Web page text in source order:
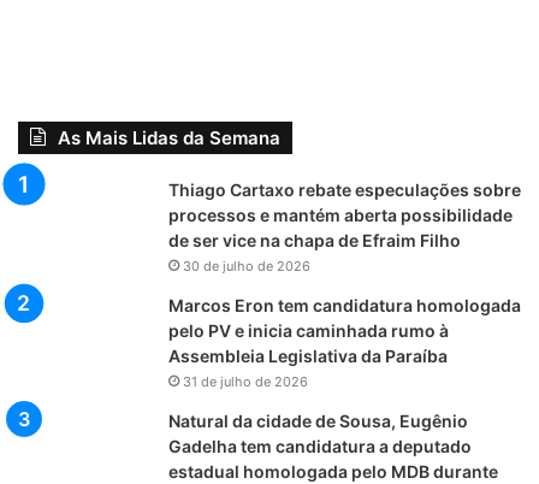
As Mais Lidas da Semana
Thiago Cartaxo rebate especulações sobre
processos e mantém aberta possibilidade
de ser vice na chapa de Efraim Filho
30 de julho de 2026
Marcos Eron tem candidatura homologada
pelo PV e inicia caminhada rumo à
Assembleia Legislativa da Paraíba
31 de julho de 2026
Natural da cidade de Sousa, Eugênio
Gadelha tem candidatura a deputado
estadual homologada pelo MDB durante